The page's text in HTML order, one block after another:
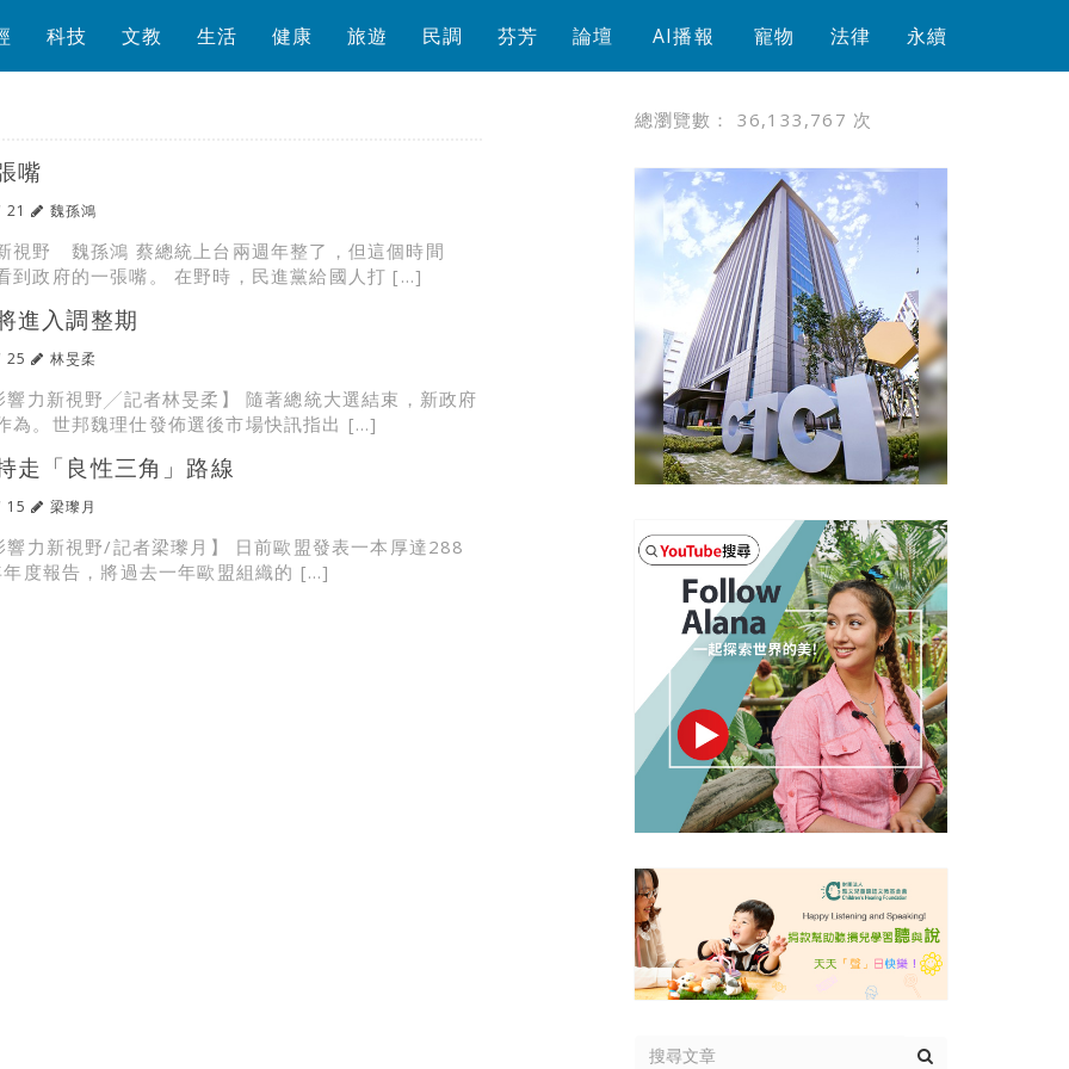
科技 文教 生活 健康 旅遊 民調 芬芳 論壇 AI播報 寵物 法律 永續
嘴
魏孫鴻
視野 魏孫鴻 蔡總統上台兩週年整了，但這個時間
到政府的一張嘴。 在野時，民進黨給國人打 […]
進入調整期
25 林旻柔
響力新視野╱記者林旻柔】 隨著總統大選結束，新政府
為。世邦魏理仕發佈選後市場快訊指出 […]
走「良性三角」路線
15 梁瓈月
響力新視野/記者梁瓈月】 日前歐盟發表一本厚達288
度報告，將過去一年歐盟組織的 […]
總瀏覽數： 36,133,767 次